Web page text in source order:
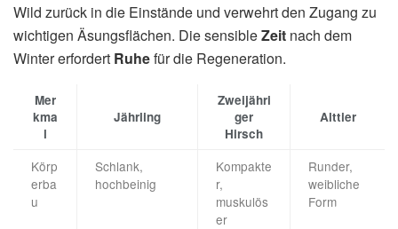
Wild zurück in die Einstände und verwehrt den Zugang zu
wichtigen Äsungsflächen. Die sensibleZeit nach dem
Winter erfordert Ruhefür die Regeneration.
Mer
kma
l
Jährling
Zweijähri
ger
Hirsch
Alttier
Körp
erba
u
Schlank,
hochbeinig
Kompakte
r,
muskulös
er
Runder,
weibliche
Form